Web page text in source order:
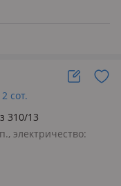
Квартира в
районе с развитой
сот.
310/13
электричество: